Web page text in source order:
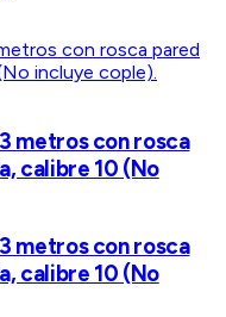
metros con rosca
calibre 10 (No
metros con rosca
calibre 10 (No